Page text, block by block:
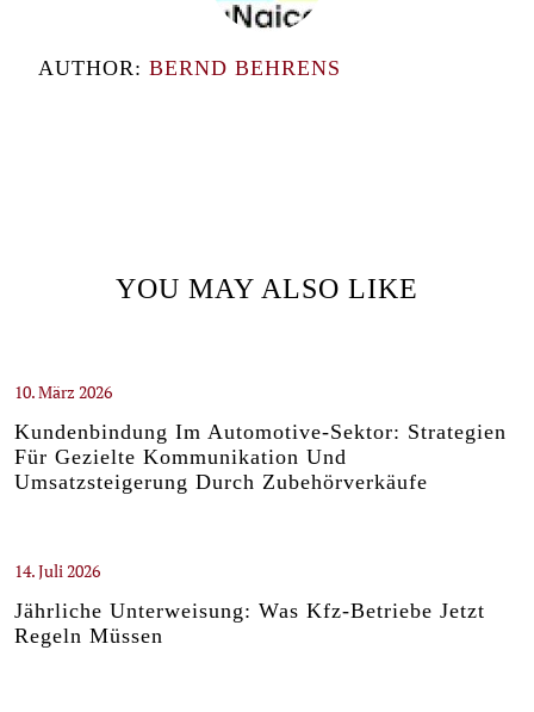
AUTHOR: BERND BEHRENS
YOU MAY ALSO LIKE
10. März 2026
Kundenbindung Im Automotive-Sektor: Strategien
Für Gezielte Kommunikation Und
Umsatzsteigerung Durch Zubehörverkäufe
14. Juli 2026
Jährliche Unterweisung: Was Kfz-Betriebe Jetzt
Regeln Müssen